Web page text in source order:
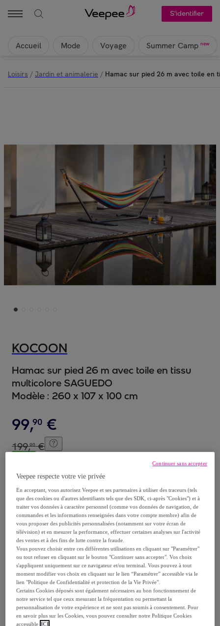
S'identifier
Accueil Mode Voyage Summer Camp new
Loisirs / Jardin et animalerie / Hamac sur pied 26 m avec toile en
KOCOON
Hamac sur pied 26 m avec toile en tissu
multicolore SAGUEDO
Modèle : 260 x 107 x 100 cm
99,90 €
199,90 €
Reprise possible de votre ancien produit ,
voir les conditions.
Vendu parkocoon
Livraison
Livraison offerte par la marque
Veepee respecte votre vie privée
En acceptant, vous autorisez Veepee et ses partenaires à utiliser des traceurs (tels
que des cookies ou d'autres identifiants tels que des SDK, ci-après "Cookies") et à
traiter vos données à caractère personnel (comme vos données de navigation, de
commandes et les informations renseignées dans votre compte membre) afin de
vous proposer des publicités personnalisées (notamment sur votre écran de
télévision) et en mesurer la performance, effectuer certaines analyses sur l'activité
des ventes et à des fins de lutte contre la fraude.
Vous pouvez choisir entre ces différentes utilisations en cliquant sur "Paramétrer"
ou tout refuser en cliquant sur le bouton "Continuer sans accepter". Vos choix
s'appliquent uniquement sur ce navigateur et/ou terminal. Vous pouvez à tout
moment modifier vos choix en cliquant sur le lien “Paramétrer” accessible via le
lien "Politique de Confidentialité et protection de la Vie Privée".
Certains Cookies déposés sont également nécessaires au bon fonctionnement de
notre service tel que ceux mesurant la fréquentation ou permettant la
personnalisation de votre expérience et ne sont pas soumis à consentement. Pour
en savoir plus sur les Cookies, vous pouvez consulter notre Politique Cookies
accessible ICI
Continuer sans accepter